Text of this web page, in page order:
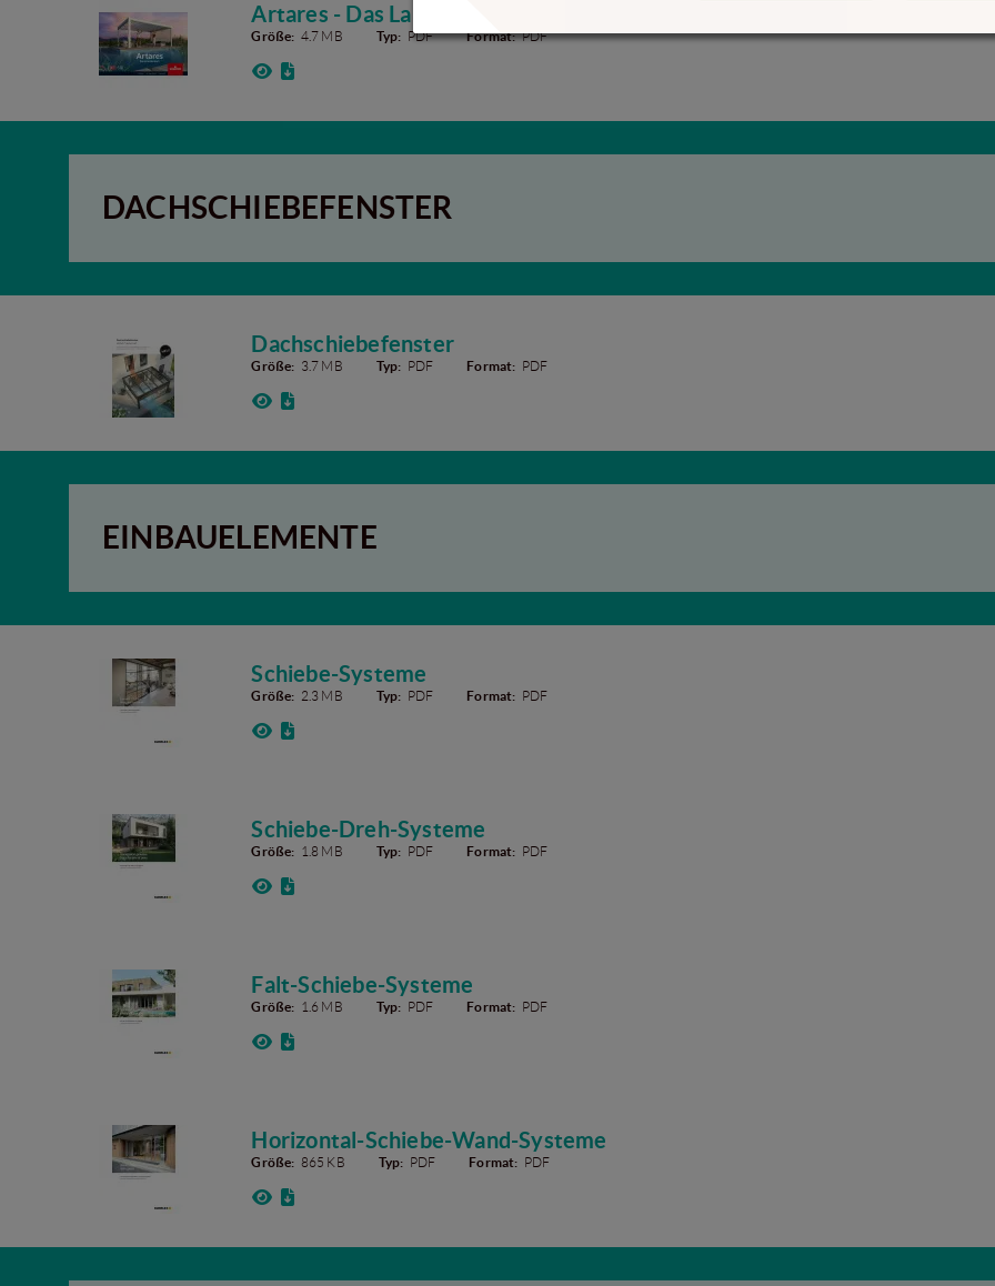
Artares - Das Lamellendach
Größe: 4.7 MB Typ: PDF Format: PDF
DACHSCHIEBEFENSTER
Dachschiebefenster
Größe: 3.7 MB Typ: PDF Format: PDF
EINBAUELEMENTE
Schiebe-Systeme
Größe: 2.3 MB Typ: PDF Format: PDF
Schiebe-Dreh-Systeme
Größe: 1.8 MB Typ: PDF Format: PDF
Falt-Schiebe-Systeme
Größe: 1.6 MB Typ: PDF Format: PDF
Horizontal-Schiebe-Wand-Systeme
Größe: 865 KB Typ: PDF Format: PDF